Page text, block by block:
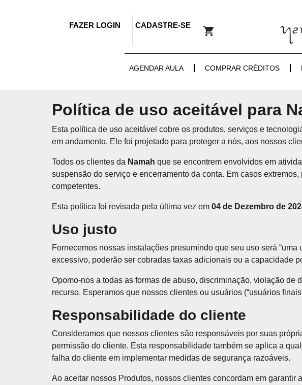
FAZER LOGIN CADASTRE-SE
AGENDAR AULA COMPRAR CRÉDITOS
Política de uso aceitável para
Esta política de uso aceitável cobre os produtos, serviços e
em andamento. Ele foi projetado para proteger a nós, aos nossos
Todos os clientes da Namah que se encontrem envolvidos em
suspensão do serviço e encerramento da conta. Em casos
competentes.
Esta política foi revisada pela última vez em 04 de Dezembro de
Uso justo
Fornecemos nossas instalações presumindo que seu uso será
excessivo, poderão ser cobradas taxas adicionais ou a capacidade
Opomo-nos a todas as formas de abuso, discriminação, violação
recurso. Esperamos que nossos clientes ou usuários (“usuários
Responsabilidade do cliente
Consideramos que nossos clientes são responsáveis por suas
permissão do cliente. Esta responsabilidade também se aplica a
falha do cliente em implementar medidas de segurança razoáveis.
Ao aceitar nossos Produtos, nossos clientes concordam em